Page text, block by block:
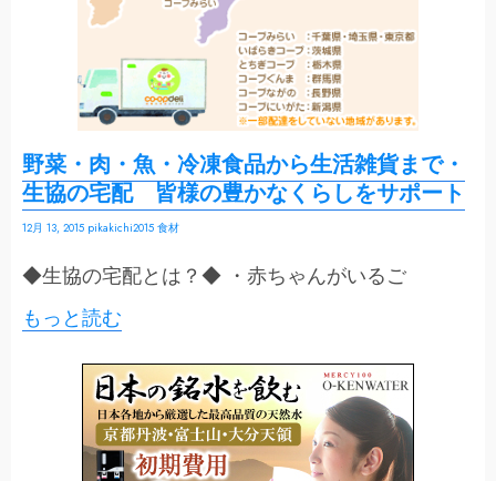
野菜・肉・魚・冷凍食品から生活雑貨まで・
生協の宅配 皆様の豊かなくらしをサポート
12月 13, 2015 pikakichi2015 食材
◆生協の宅配とは？◆ ・赤ちゃんがいるご
もっと読む